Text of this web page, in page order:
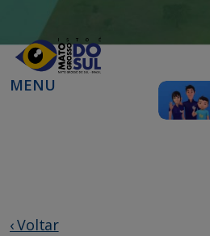
MENU
‹ Voltar